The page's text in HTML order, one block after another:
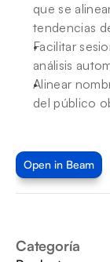
Open in Beam
Categoría
que se
tendencias
Facilitar
análisis
Alinear
del público